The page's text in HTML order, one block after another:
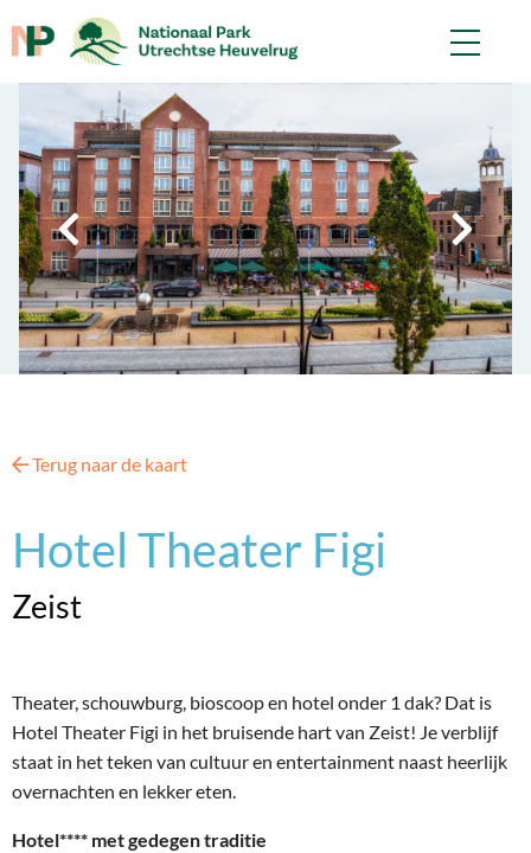
Terug naar de kaart
Hotel Theater Figi
Zeist
Theater, schouwburg, bioscoop en hotel onder 1 dak? Dat is
Hotel Theater Figi in het bruisende hart van Zeist! Je verblijf
staat in het teken van cultuur en entertainment naast heerlijk
overnachten en lekker eten.
Hotel**** met gedegen traditie